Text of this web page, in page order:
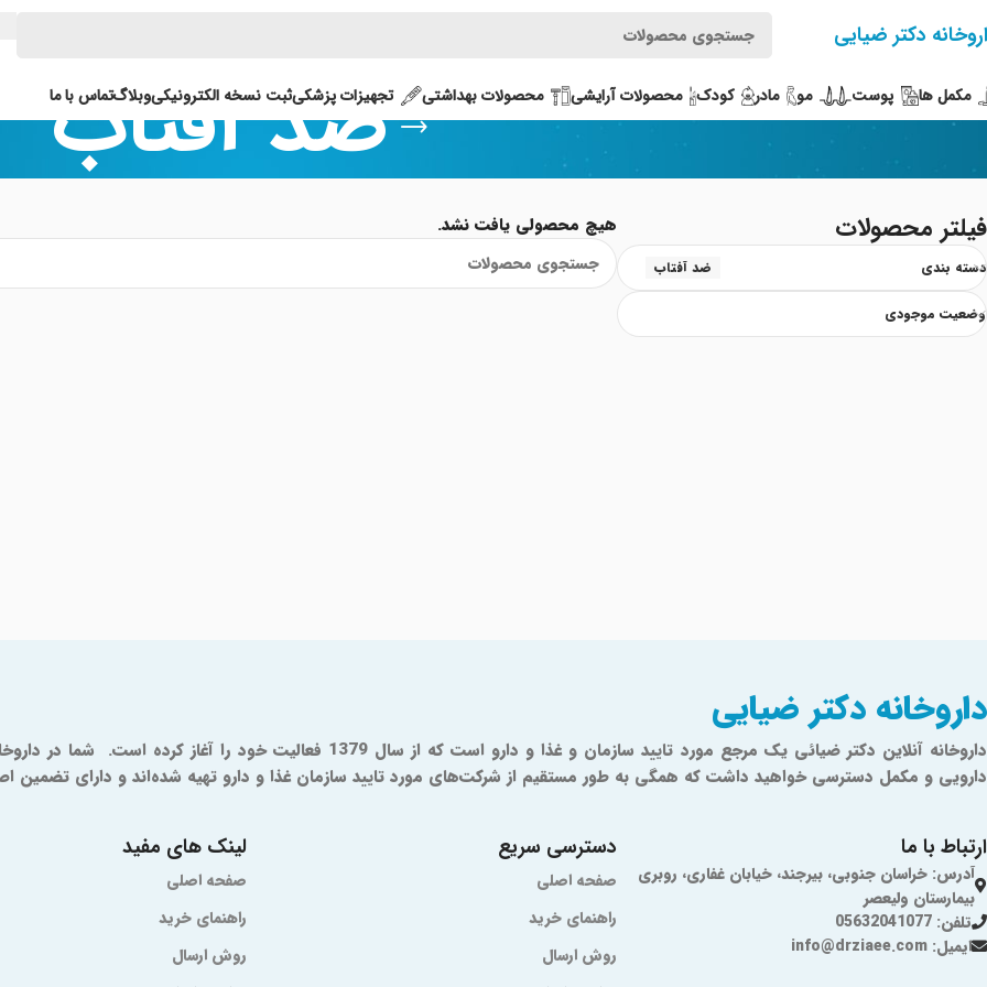
دکتر ضیایی
مکمل ها پوست مو مادر کودک محصولات آرایشی محصولات بهداشتی تجهیزات پزشکیثبت نسخه الکترونیکیوبلاگتماس با ما
ضد آفتاب
فیلتر محصولات
دسته بندی ضد آفتاب
وضعیت موجودی
هیچ محصولی یافت نشد.
داروخانه دکتر ضیایی
دارویی و مکمل دسترسی خواهید داشت که همگی به طور مستقیم از شرکت‌های مورد تایید سازمان غذا و دارو تهیه شده‌اند و دارای تضمین
ارتباط با ما
آدرس: خراسان جنوبی، بیرجند، خیابان غفاری، روبری
بیمارستان ولیعصر
تلفن: 05632041077
ایمیل: info@drziaee.com
دسترسی سریع
صفحه اصلی
راهنمای خرید
روش ارسال
لینک های مفید
صفحه اصلی
راهنمای خرید
روش ارسال